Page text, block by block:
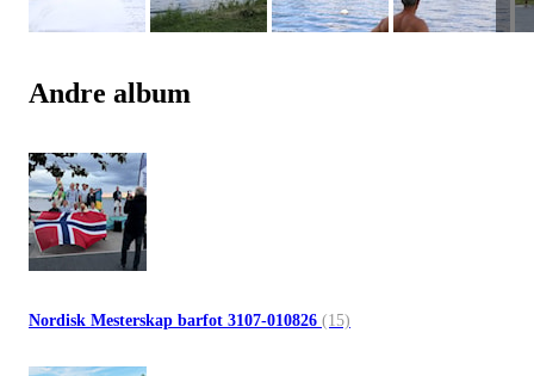
Andre album
Nordisk Mesterskap barfot 3107-010826 (15)